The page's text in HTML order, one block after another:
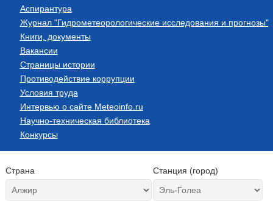
Аспирантура
Журнал "Гидрометеорологические исследования и прогнозы"
Книги, документы
Вакансии
Страницы истории
Противодействие коррупции
Условия труда
Интервью о сайте Meteoinfo.ru
Научно-техническая библиотека
Конкурсы
Страна Станция (город)